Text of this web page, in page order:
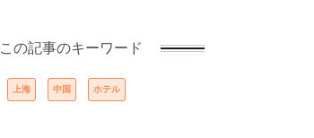
この記事のキーワード
上海 中国 ホテル